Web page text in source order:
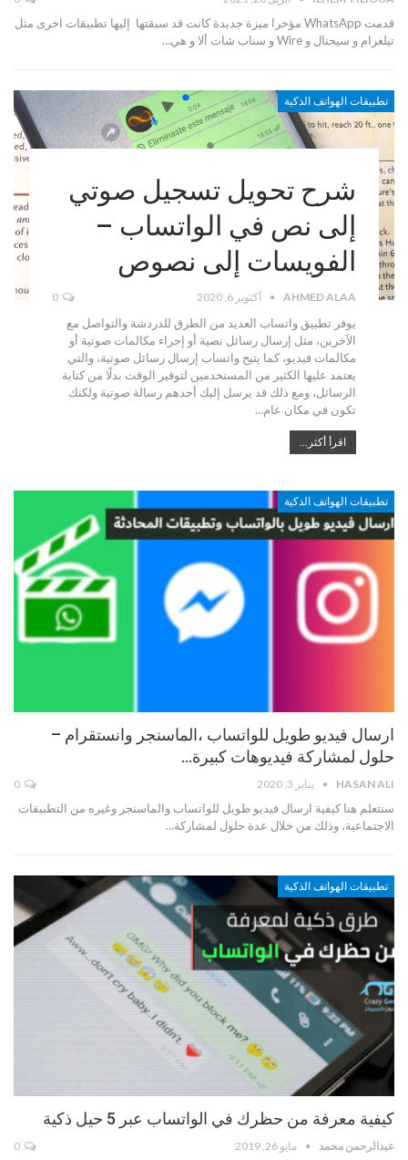
قدمت WhatsApp مؤخرا ميزة جديدة كانت قد سبقتها إليها تطبيقات اخرى مثل
تيلغرام و سيجنال و Wire و سناب شات ألا و هي…
تطبيقات الهواتف الذكية
شرح تحويل تسجيل صوتي
إلى نص في الواتساب –
الفويسات إلى نصوص
AHMED ALAA أكتوبر 6, 2020 0
يوفر تطبيق واتساب العديد من الطرق للدردشة والتواصل مع
الآخرين، مثل إرسال رسائل نصية أو إجراء مكالمات صوتية أو
مكالمات فيديو، كما يتيح واتساب إرسال رسائل صوتية، والتي
يعتمد عليها الكثير من المستخدمين لتوفير الوقت بدلًا من كتابة
الرسائل، ومع ذلك قد يرسل إليك أحدهم رسالة صوتية ولكنك
تكون في مكان عام…
اقرأ أكثر...
تطبيقات الهواتف الذكية
ارسال فيديو طويل للواتساب ،الماسنجر وانستقرام –
حلول لمشاركة فيديوهات كبيرة…
HASAN ALI يناير 3, 2020
سنتعلم هنا كيفية ارسال فيديو طويل للواتساب والماسنجر وغيره من التطبيقات
الاجتماعية، وذلك من خلال عدة حلول لمشاركة…
تطبيقات الهواتف الذكية
كيفية معرفة من حظرك في الواتساب عبر 5 حيل ذكية
عبدالرحمن محمد مايو 26, 2019